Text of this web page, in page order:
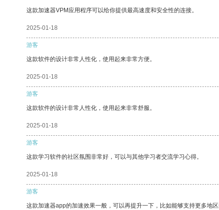
这款加速器VPM应用程序可以给你提供最高速度和安全性的连接。
2025-01-18
游客
这款软件的设计非常人性化，使用起来非常方便。
2025-01-18
游客
这款软件的设计非常人性化，使用起来非常舒服。
2025-01-18
游客
这款学习软件的社区氛围非常好，可以与其他学习者交流学习心得。
2025-01-18
游客
这款加速器app的加速效果一般，可以再提升一下，比如能够支持更多地